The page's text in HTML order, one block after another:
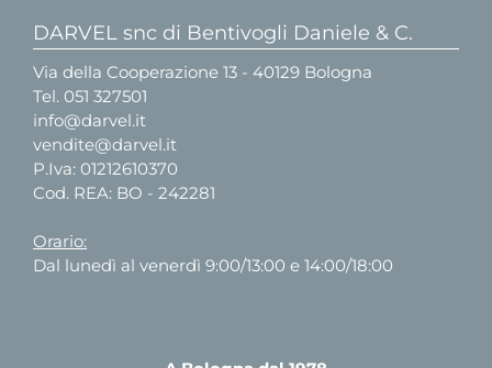
DARVEL snc di Bentivogli Daniele & C.
Via della Cooperazione 13 - 40129 Bologna
Tel. 051 327501
info@darvel.it
vendite@darvel.it
P.Iva: 01212610370
Cod. REA: BO - 242281
Orario:
Dal lunedì al venerdì 9:00/13:00 e 14:00/18:00